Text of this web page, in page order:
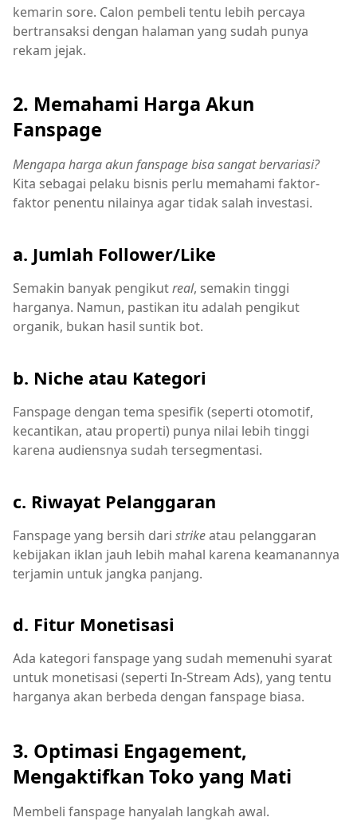
kemarin sore. Calon pembeli tentu lebih percaya
bertransaksi dengan halaman yang sudah punya
rekam jejak.
2. Memahami Harga Akun
Fanspage
Mengapa harga akun fanspage bisa sangat bervariasi?
Kita sebagai pelaku bisnis perlu memahami faktor-
faktor penentu nilainya agar tidak salah investasi.
a. Jumlah Follower/Like
Semakin banyak pengikutreal, semakin tinggi
harganya. Namun, pastikan itu adalah pengikut
organik, bukan hasil suntik bot.
b. Niche atau Kategori
Fanspage dengan tema spesifik (seperti otomotif,
kecantikan, atau properti) punya nilai lebih tinggi
karena audiensnya sudah tersegmentasi.
c. Riwayat Pelanggaran
Fanspage yang bersih dari strikeatau pelanggaran
kebijakan iklan jauh lebih mahal karena keamanannya
terjamin untuk jangka panjang.
d. Fitur Monetisasi
Ada kategori fanspage yang sudah memenuhi syarat
untuk monetisasi (seperti In-Stream Ads), yang tentu
harganya akan berbeda dengan fanspage biasa.
3. Optimasi Engagement,
Mengaktifkan Toko yang Mati
Membeli fanspage hanyalah langkah awal.